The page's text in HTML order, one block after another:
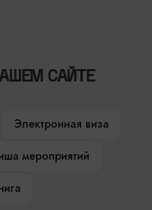
САЙТЕ
Электронная виза
мероприятий